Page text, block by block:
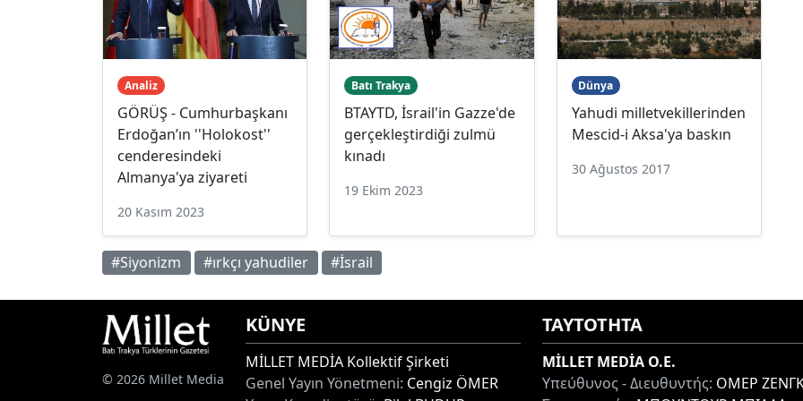
Analiz
GÖRÜŞ - Cumhurbaşkanı
Erdoğan’ın ''Holokost''
cenderesindeki
Almanya'ya ziyareti
20 Kasım 2023
Batı Trakya
BTAYTD, İsrail'in Gazze'de
gerçekleştirdiği zulmü
kınadı
19 Ekim 2023
Dünya
Yahudi milletvekillerinden
Mescid-i Aksa'ya baskın
30 Ağustos 2017
#Siyonizm #ırkçı yahudiler #İsrail
© 2026 Millet Media
KÜNYE
MİLLET MEDİA Kollektif Şirketi
Genel Yayın Yönetmeni: Cengiz ÖMER
ΤΑΥΤΟΤΗΤΑ
MİLLET MEDİA O.E.
Υπεύθυνος - Διευθυντής: ΟΜΕΡ